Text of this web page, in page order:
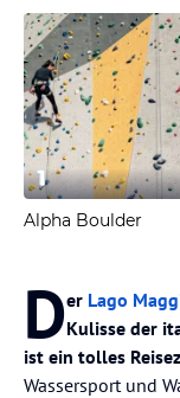
1
Alpha Boulder
Der Lago
Kulisse der
ist ein tolles
Wassersport und